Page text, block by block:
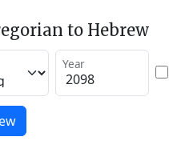
to Hebrew
Year